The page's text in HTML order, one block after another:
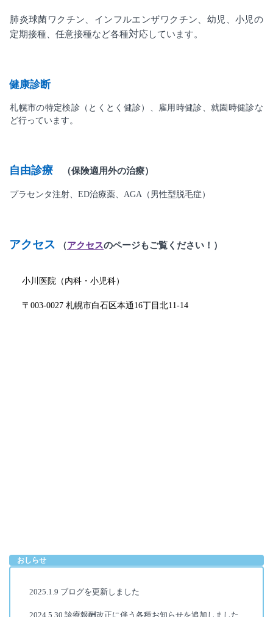
肺炎球菌ワクチン、インフルエンザワクチン、幼児、小児の
定期接種、任意接種など各種対応しています。
健康診断
札幌市の特定検診（とくとく健診）、雇用時健診、就園時健診な
ど行っています。
自由診療 （保険適用外の治療）
プラセンタ注射、ED治療薬、AGA（男性型脱毛症）
アクセス （アクセスのページもご覧ください！）
小川医院（内科・小児科）
〒003-0027 札幌市白石区本通16丁目北11-14
おしらせ
2025.1.9 ブログを更新しました
2024.5.30 診療報酬改正に伴う各種お知らせを追加しました